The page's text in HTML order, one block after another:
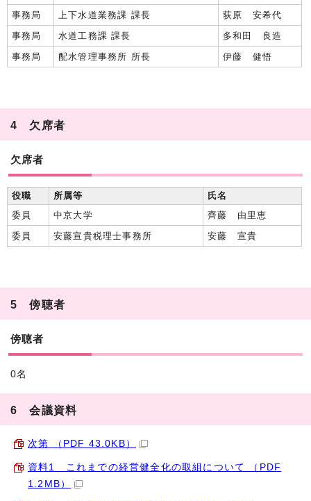
事務局
上下水道業務課 課長
荻原 安希代
事務局
水道工務課 課長
多和田 良造
事務局
配水管理事務所 所長 伊藤 健悟
4 欠席者
欠席者
役職 所属等
氏名
委員
中京大学
齊藤 由里恵
委員
安藤宣貴税理士事務所 安藤 宣貴
5 傍聴者
傍聴者
0名
6 会議資料
次第 （PDF 43.0KB）
資料1 これまでの経営健全化の取組について （PDF
1.2MB）